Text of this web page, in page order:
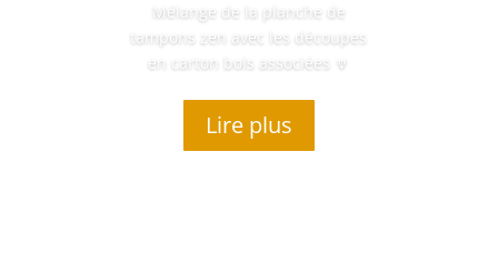
Mélange de la planche de
tampons zen avec les découpes
en carton bois associées 🔽
Lire plus